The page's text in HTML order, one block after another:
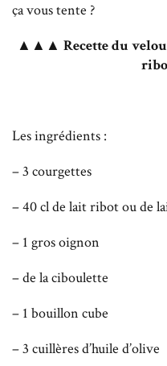
ça vous tente ?
▲▲▲ Recette du
Les ingrédients :
– 3 courgettes
– 40 cl de lait ribot ou de
– 1 gros oignon
– de la ciboulette
– 1 bouillon cube
– 3 cuillères d’huile d’olive